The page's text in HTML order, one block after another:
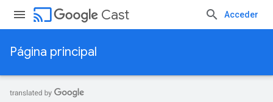
cast Cast Acceder
Página principal